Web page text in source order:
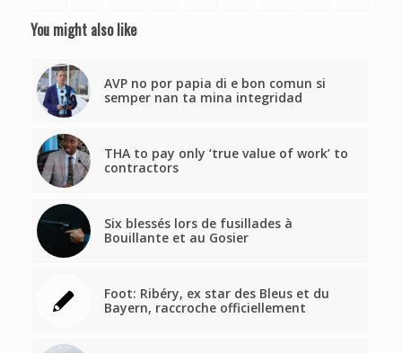
You might also like
AVP no por papia di e bon comun si
semper nan ta mina integridad
THA to pay only ‘true value of work’ to
contractors
Six blessés lors de fusillades à
Bouillante et au Gosier
Foot: Ribéry, ex star des Bleus et du
Bayern, raccroche officiellement